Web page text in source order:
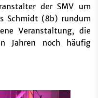
der SMV um
Schmidt (8b) rundum
Veranstaltung, die
Jahren noch häufig